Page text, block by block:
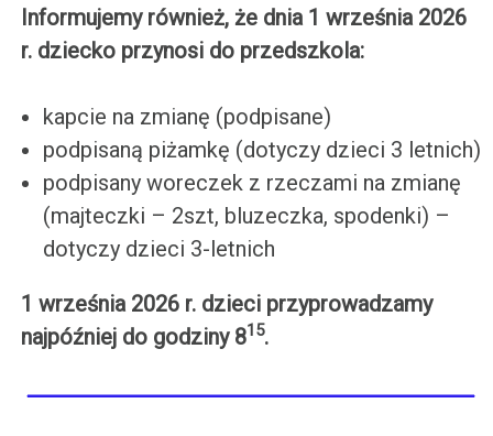
Informujemy również, że dnia 1 września 2026
r. dziecko przynosi do przedszkola:
kapcie na zmianę (podpisane)
podpisaną piżamkę (dotyczy dzieci 3 letnich)
podpisany woreczek z rzeczami na zmianę
(majteczki – 2szt, bluzeczka, spodenki) –
dotyczy dzieci 3-letnich
1 września 2026 r. dzieci przyprowadzamy
najpóźniej do godziny 815.